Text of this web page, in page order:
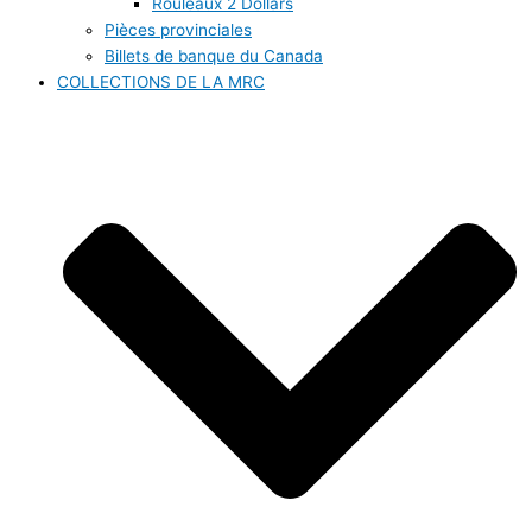
Pièces provinciales
Billets de banque du Canada
COLLECTIONS DE LA MRC